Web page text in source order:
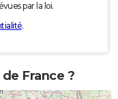
par la loi.
.
France ?